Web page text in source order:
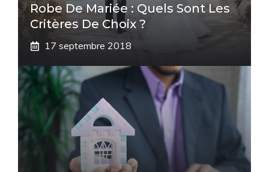
Robe De Mariée : Quels Sont Les
Critères De Choix ?
17 septembre 2018